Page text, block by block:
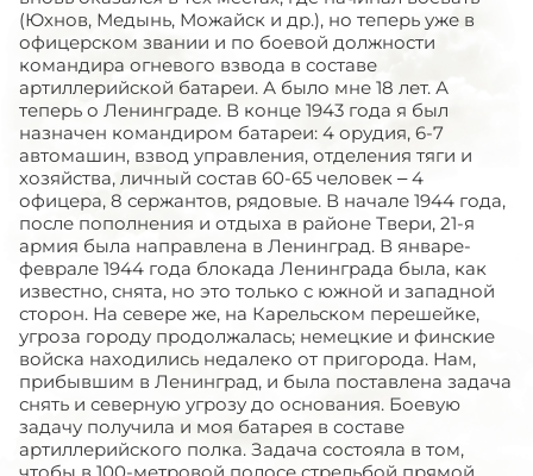
(Юхнов, Медынь, Можайск и др.), но теперь уже в
офицерском звании и по боевой должности
командира огневого взвода в составе
артиллерийской батареи. А было мне 18 лет. А
теперь о Ленинграде. В конце 1943 года я был
назначен командиром батареи: 4 орудия, 6-7
автомашин, взвод управления, отделения тяги и
хозяйства, личный состав 60-65 человек – 4
офицера, 8 сержантов, рядовые. В начале 1944 года,
после пополнения и отдыха в районе Твери, 21-я
армия была направлена в Ленинград. В январе-
феврале 1944 года блокада Ленинграда была, как
известно, снята, но это только с южной и западной
сторон. На севере же, на Карельском перешейке,
угроза городу продолжалась; немецкие и финские
войска находились недалеко от пригорода. Нам,
прибывшим в Ленинград, и была поставлена задача
снять и северную угрозу до основания. Боевую
задачу получила и моя батарея в составе
артиллерийского полка. Задача состояла в том,
чтобы в 100-метровой полосе стрельбой прямой